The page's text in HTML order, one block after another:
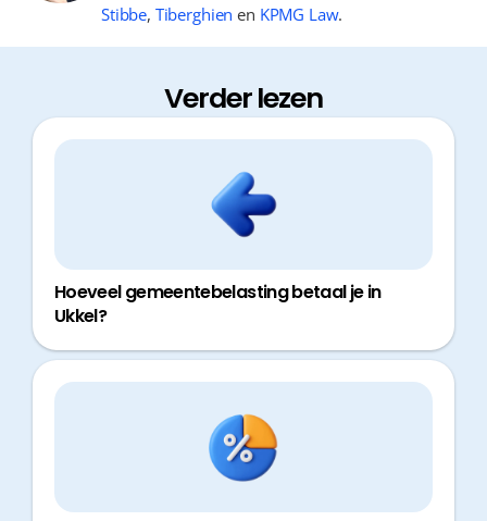
Stibbe, Tiberghien en KPMG Law.
Verder lezen
Hoeveel gemeentebelasting betaal je in
Ukkel?